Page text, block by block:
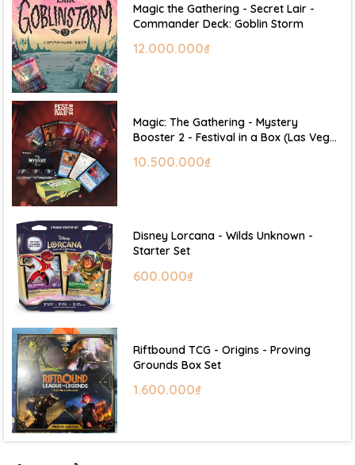
Magic the Gathering - Secret Lair -
Commander Deck: Goblin Storm
12.000.000₫
Magic: The Gathering - Mystery
Booster 2 - Festival in a Box (Las Vegas
10.500.000₫
Disney Lorcana - Wilds Unknown -
Starter Set
600.000₫
Riftbound TCG - Origins - Proving
Grounds Box Set
1.600.000₫